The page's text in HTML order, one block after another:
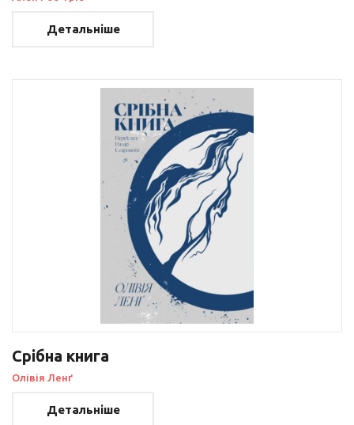
Детальніше
Срібна книга
Олівія Ленґ
Детальніше